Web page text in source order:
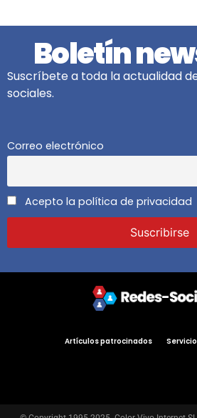
Boletín
Suscríbete a toda la actualidad
sociales.
Correo electrónico
Acepto la política de privacidad
Artículos patrocinados